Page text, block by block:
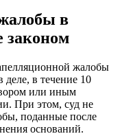
в
законом
жалобы
в течение 10
или иным
При этом, суд не
поданные после
оснований.